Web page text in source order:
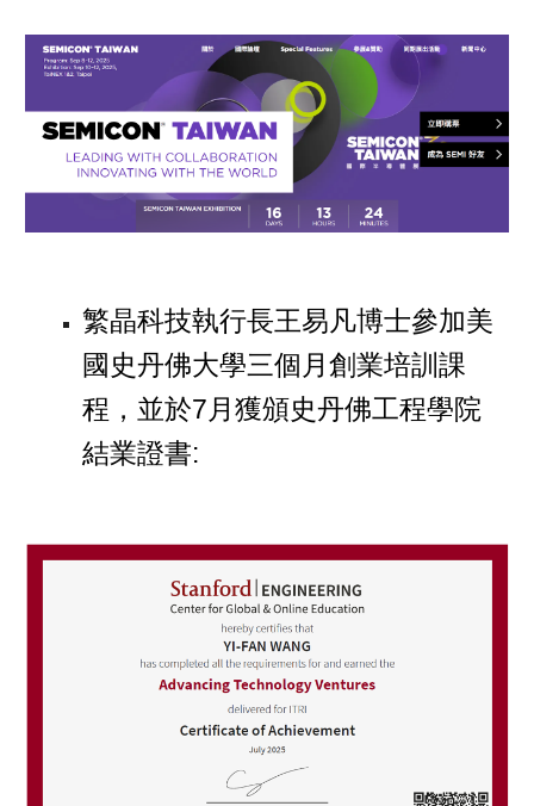
繁晶科技執行長王易凡博士參加美
國史丹佛大學三個月創業培訓課
程，並於7月獲頒史丹佛工程學院
結業證書: